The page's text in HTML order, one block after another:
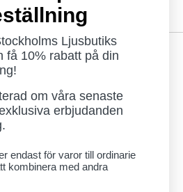
6, 112 27 Stockholm
Ljusbutiks
få 10% rabatt på din
om våra senaste
erbjudanden
endast för varor till ordinarie
kombinera med andra